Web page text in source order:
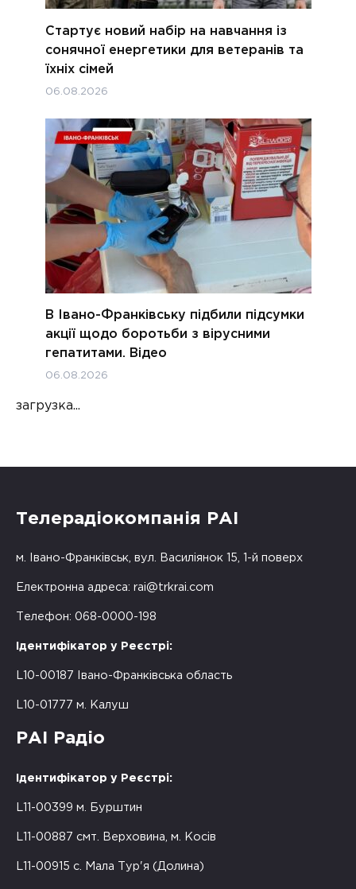
Стартує новий набір на навчання із
сонячної енергетики для ветеранів та
їхніх сімей
06.08.2026
В Івано-Франківську підбили підсумки
акції щодо боротьби з вірусними
гепатитами. Відео
06.08.2026
загрузка...
Телерадіокомпанія РАІ
м. Івано-Франківськ, вул. Василіянок 15, 1-й поверх
Електронна адреса: rai@trkrai.com
Телефон: 068-0000-198
Ідентифікатор у Реєстрі:
L10-00187 Івано-Франківська область
L10-01777 м. Калуш
РАІ Радіо
Ідентифікатор у Реєстрі:
L11-00399 м. Бурштин
L11-00887 смт. Верховина, м. Косів
L11-00915 с. Мала Тур'я (Долина)